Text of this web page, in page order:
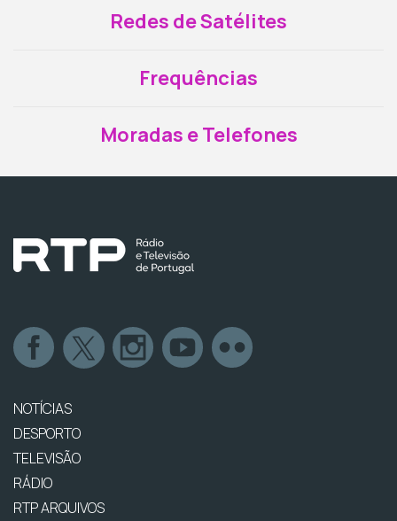
Redes de Satélites
Frequências
Moradas e Telefones
NOTÍCIAS
DESPORTO
TELEVISÃO
RÁDIO
RTP ARQUIVOS